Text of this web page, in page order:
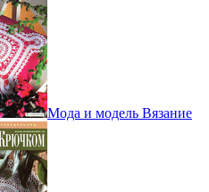
Мода и модель Вязание